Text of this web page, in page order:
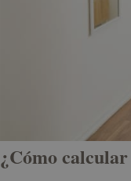
¿Cómo